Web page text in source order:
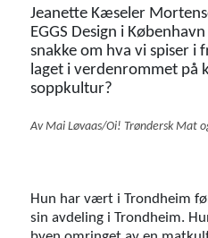
Jeanette Kæseler
EGGS Design i
snakke om hva vi spiser i
laget i verdenrommet på
soppkultur?
Av Mai Løvaas/Oi! Trøndersk Mat
Hun har vært i Trondheim
sin avdeling i Trondheim.